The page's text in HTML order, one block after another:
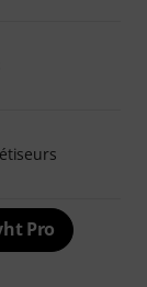
Pro